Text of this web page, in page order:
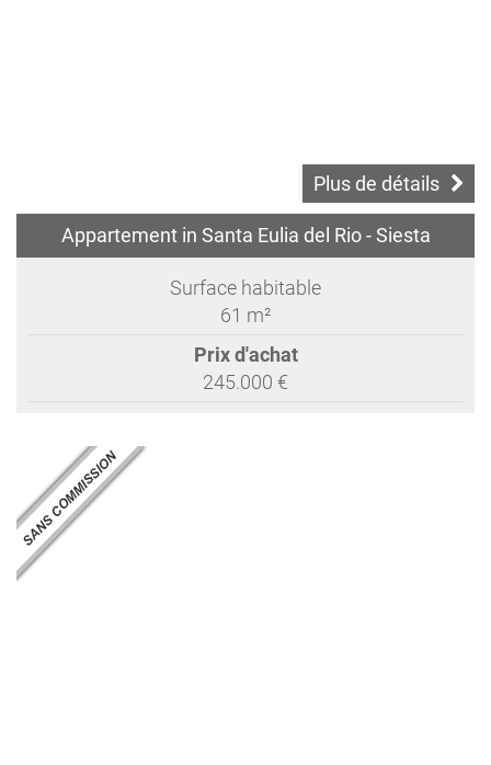
Plus de détails
Appartement in Santa Eulia del Rio - Siesta
Surface habitable
61 m²
Prix d'achat
245.000 €